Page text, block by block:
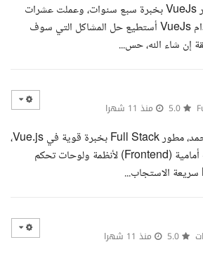
مرحبا أستاذ علي، أنا مطور VueJs بخبرة سبع سنوات، وعملت عشرات
المشاريع الضخمة باستخدام VueJs أستطيع حل المشاكل التي سوف
إن شاء الله، حس...
منذ 11 شهرا
السلام عليكم، أنا شهيد محمد، مطور Full Stack بخبرة قوية في Vue.js،
عملت على تطوير واجهات أمامية (Frontend) لأنظمة ولوحات تحكم
منذ 11 شهرا